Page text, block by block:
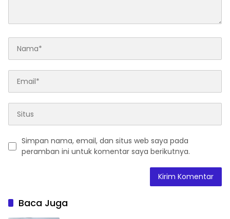
Simpan nama, email, dan situs web saya pada
peramban ini untuk komentar saya berikutnya.
Baca Juga